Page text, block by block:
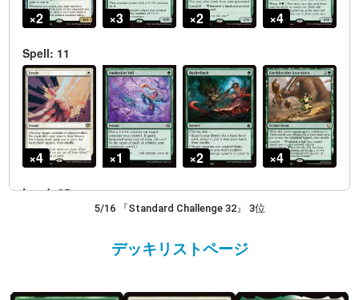
5/16 『Standard Challenge 32』 3位
デッキリストページ